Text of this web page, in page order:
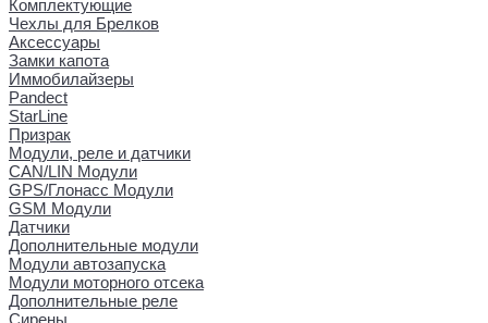
Комплектующие
Чехлы для Брелков
Аксессуары
Замки капота
Иммобилайзеры
Pandect
StarLine
Призрак
Модули, реле и датчики
CAN/LIN Модули
GPS/Глонасс Модули
GSM Модули
Датчики
Дополнительные модули
Модули автозапуска
Модули моторного отсека
Дополнительные реле
Сирены